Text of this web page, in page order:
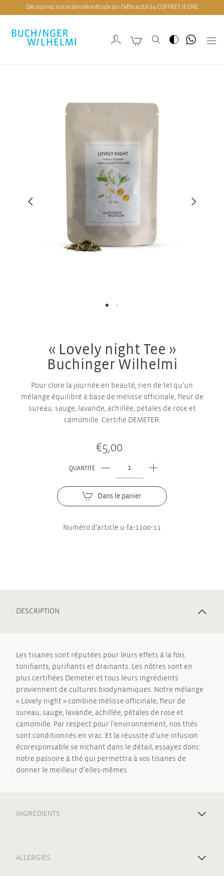
Découvrez notre dernière étude sur l'efficacité du COFFRET JEÛNE
« Lovely night Tee »
Buchinger Wilhelmi
Pour clore la journée en beauté, rien de tel qu’un
mélange équilibré à base de mélisse officinale, fleur de
sureau, sauge, lavande, achillée, pétales de rose et
camomille. Certifié DEMETER.
5,00
€
QUANTITÉ
Lovely
Tee
Dans le panier
Numéro d'article:u-fa-1100-11
DESCRIPTION
Les tisanes sont réputées pour leurs effets à la fois
tonifiants, purifiants et drainants. Les nôtres sont en
plus certifiées Demeter et tous leurs ingrédients
proviennent de cultures biodynamiques. Notre mélange
« Lovely night » combine mélisse officinale, fleur de
sureau, sauge, lavande, achillée, pétales de rose et
camomille. Par respect pour l’environnement, nos thés
sont conditionnés en vrac. Et la réussite d’une infusion
écoresponsable se nichant dans le détail, essayez donc
notre passoire à thé qui permettra à vos tisanes de
donner le meilleur d’elles-mêmes.
INGRÉDIENTS
ALLERGIES